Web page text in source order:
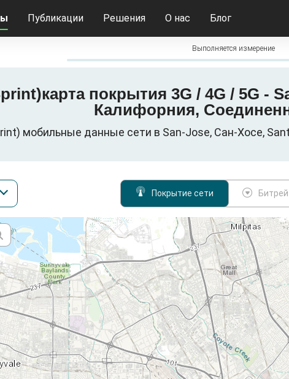
Публикации Решения О нас Блог
Выполняется измерение
покрытия 3G / 4G / 5G -
Калифорния,
мобильные данные сети в San-Jose, Сан-Хосе,
Покрытие сети